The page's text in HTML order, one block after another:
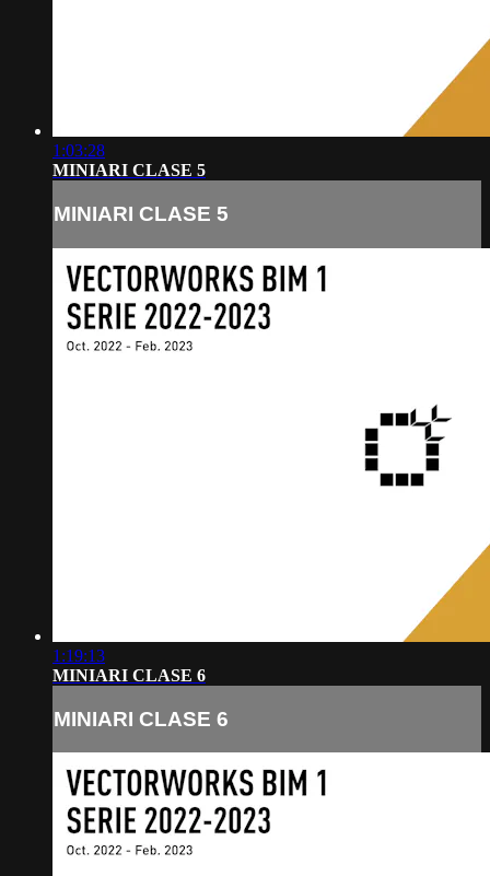
1:03:28
MINIARI CLASE 5
MINIARI CLASE 5
1:19:13
MINIARI CLASE 6
MINIARI CLASE 6